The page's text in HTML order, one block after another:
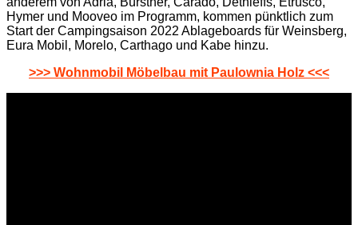
Hymer und Mooveo im Programm, kommen pünktlich zum
Start der Campingsaison 2022 Ablageboards für Weinsberg,
Eura Mobil, Morelo, Carthago und Kabe hinzu.
>>> Wohnmobil Möbelbau mit Paulownia Holz <<<